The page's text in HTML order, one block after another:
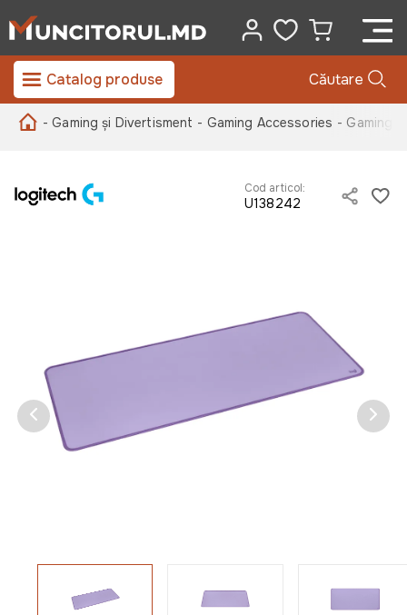
Catalog produse Căutare
- Gaming și Divertisment - Gaming Accessories - Gaming
Cod articol:
U138242